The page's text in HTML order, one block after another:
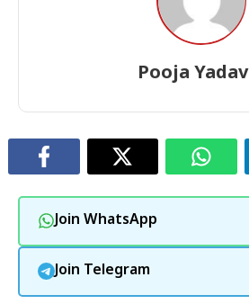
Pooja Yadav
Join WhatsApp
Join Telegram